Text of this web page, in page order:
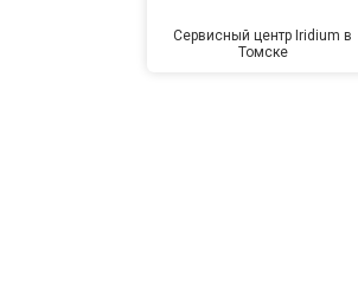
Сервисный центр Iridium в
Томске